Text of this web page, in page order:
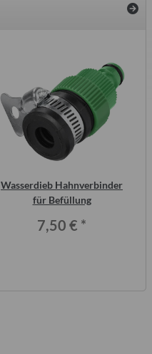
Wasserdieb Hahnverbinder
für Befüllung
7,50 € *